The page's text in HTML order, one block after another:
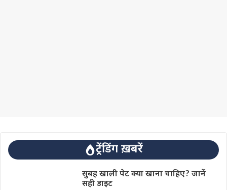
ट्रेंडिंग ख़बरें
सुबह खाली पेट क्या खाना चाहिए? जानें
सही डाइट